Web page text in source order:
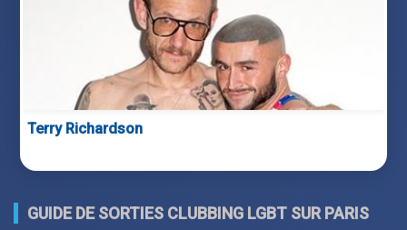
Terry Richardson
GUIDE DE SORTIES CLUBBING LGBT SUR PARIS